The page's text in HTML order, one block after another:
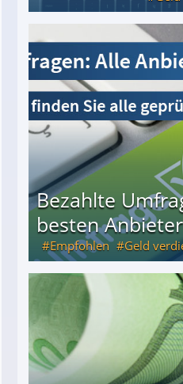
Bezahlte
besten Anbieter
Empfohlen Geld